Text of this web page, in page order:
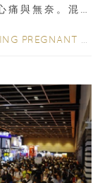
痛與無奈。混
PREGNANT